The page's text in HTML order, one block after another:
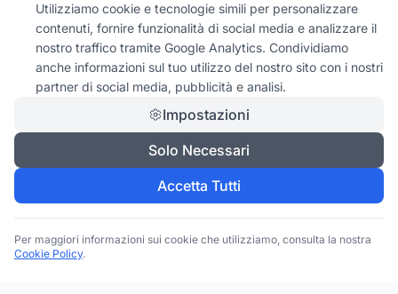
Utilizziamo cookie e tecnologie simili per personalizzare
contenuti, fornire funzionalità di social media e analizzare il
nostro traffico tramite Google Analytics. Condividiamo
anche informazioni sul tuo utilizzo del nostro sito con i nostri
partner di social media, pubblicità e analisi.
Impostazioni
Solo Necessari
Accetta Tutti
Per maggiori informazioni sui cookie che utilizziamo, consulta la nostra
Cookie Policy.